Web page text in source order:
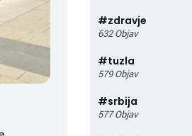
#zdravje
632 Objav
#tuzla
579 Objav
#srbija
577 Objav